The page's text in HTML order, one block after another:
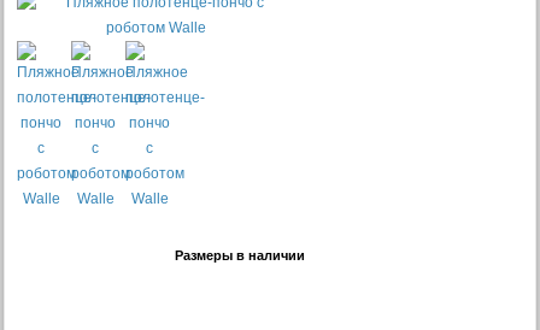
Размеры в наличии